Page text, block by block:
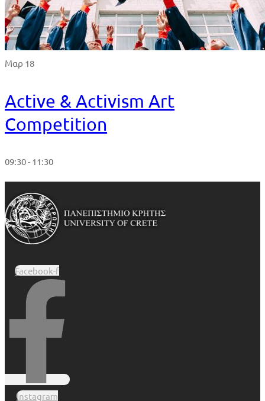
Μαρ 18
Active & Activism Art
Competition
09:30 - 11:30
Facebook-f
Instagram